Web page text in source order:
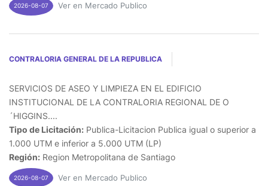
2026-08-07 Ver en Mercado Publico
CONTRALORIA GENERAL DE LA REPUBLICA
SERVICIOS DE ASEO Y LIMPIEZA EN EL EDIFICIO
INSTITUCIONAL DE LA CONTRALORIA REGIONAL DE O
´HIGGINS....
Tipo de Licitación: Publica-Licitacion Publica igual o superior a
1.000 UTM e inferior a 5.000 UTM (LP)
Región: Region Metropolitana de Santiago
2026-08-07 Ver en Mercado Publico